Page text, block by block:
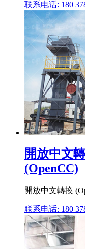
联系电话: 180
開放中文
(OpenCC)
開放中文轉換
联系电话: 180